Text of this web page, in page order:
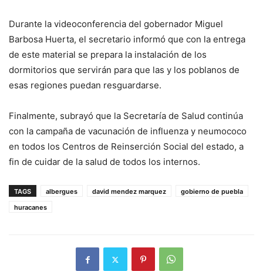
Durante la videoconferencia del gobernador Miguel
Barbosa Huerta, el secretario informó que con la entrega
de este material se prepara la instalación de los
dormitorios que servirán para que las y los poblanos de
esas regiones puedan resguardarse.
Finalmente, subrayó que la Secretaría de Salud continúa
con la campaña de vacunación de influenza y neumococo
en todos los Centros de Reinserción Social del estado, a
fin de cuidar de la salud de todos los internos.
TAGS albergues david mendez marquez
gobierno de puebla
huracanes